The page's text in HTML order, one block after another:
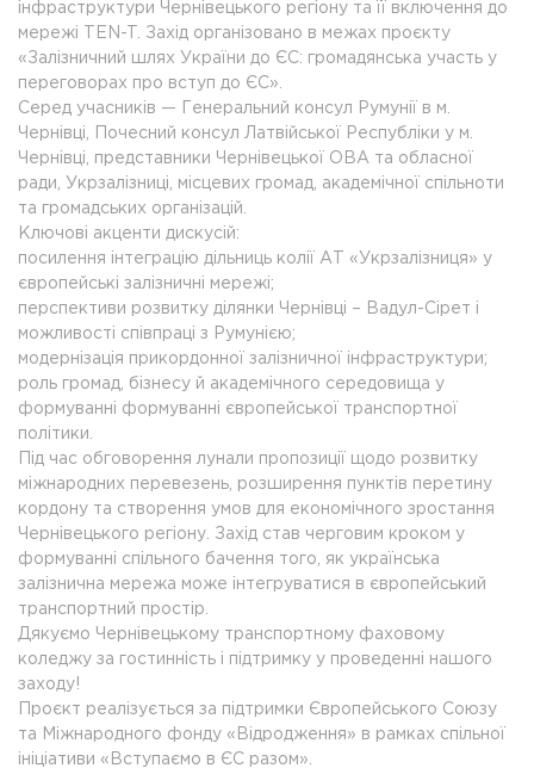
інфраструктури Чернівецького регіону та її включення до
мережі TEN-T. Захід організовано в межах проєкту
«Залізничний шлях України до ЄС: громадянська участь у
переговорах про вступ до ЄС».
Серед учасників — Генеральний консул Румунії в м.
Чернівці, Почесний консул Латвійської Республіки у м.
Чернівці, представники Чернівецької ОВА та обласної
ради, Укрзалізниці, місцевих громад, академічної спільноти
та громадських організацій.
Ключові акценти дискусій:
посилення інтеграцію дільниць колії АТ «Укрзалізниця» у
європейські залізничні мережі;
перспективи розвитку ділянки Чернівці – Вадул-Сірет і
можливості співпраці з Румунією;
модернізація прикордонної залізничної інфраструктури;
роль громад, бізнесу й академічного середовища у
формуванні формуванні європейської транспортної
політики.
Під час обговорення лунали пропозиції щодо розвитку
міжнародних перевезень, розширення пунктів перетину
кордону та створення умов для економічного зростання
Чернівецького регіону. Захід став черговим кроком у
формуванні спільного бачення того, як українська
залізнична мережа може інтегруватися в європейський
транспортний простір.
Дякуємо Чернівецькому транспортному фаховому
коледжу за гостинність і підтримку у проведенні нашого
заходу!
Проєкт реалізується за підтримки Європейського Союзу
та Міжнародного фонду «Відродження» в рамках спільної
ініціативи «Вступаємо в ЄС разом».